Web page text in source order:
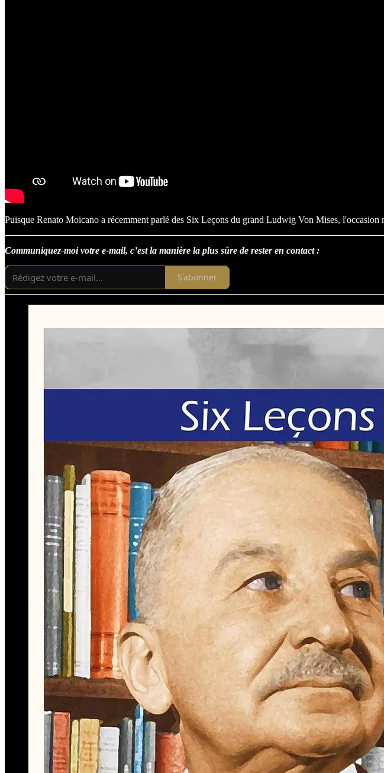
Puisque Renato Moicano a récemment parlé des Six Leçons du grand Ludwig Von Mises, l'occasion
Communiquez-moi votre e-mail, c’est la manière la plus sûre de rester en contact :
S'abonner